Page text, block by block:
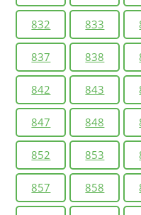
832 833
837 838
842 843
847 848
852 853
857 858